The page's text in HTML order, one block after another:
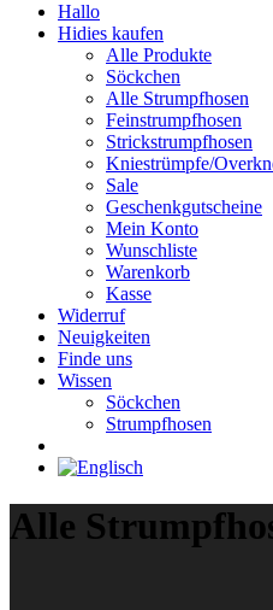
Hallo
Hidies kaufen
Alle Produkte
Söckchen
Alle Strumpfhosen
Feinstrumpfhosen
Strickstrumpfhosen
Kniestrümpfe/
Sale
Geschenkgutscheine
Mein Konto
Wunschliste
Warenkorb
Kasse
Widerruf
Neuigkeiten
Finde uns
Wissen
Söckchen
Strumpfhosen
Alle